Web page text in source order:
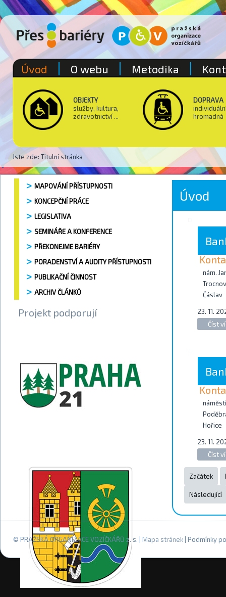
OBJEKTY
služby, kultura,
zdravotnictví ...
DOPRAVA
hromadná
Jste zde: Titulní stránka
Úvod O webu Metodika
MAPOVÁNÍ PŘÍSTUPNOSTI
KONCEPČNÍ PRÁCE
LEGISLATIVA
SEMINÁŘE A KONFERENCE
PŘEKONEJME BARIÉRY
PORADENSTVÍ A AUDITY PŘÍSTUPNOSTI
PUBLIKAČNÍ ČINNOST
ARCHIV ČLÁNKŮ
Projekt podporují
Úvod
nám.
Čáslav
23. 11.
Číst
Hořice
23. 11.
Číst
Začátek
Následující
© PRAŽSKÁ ORGANIZACE VOZÍČKÁŘŮ z. s. | Mapa stránek | Podmínky